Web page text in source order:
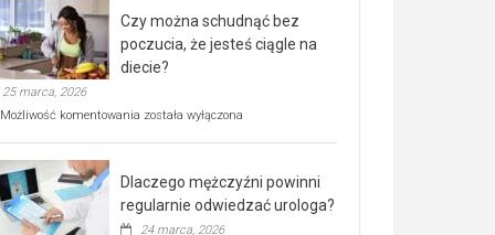
bezpłatna
akcja
profilaktyczna
w
już
kwietnia!
Czy można schudnąć bez
poczucia, że jesteś ciągle na
diecie?
25 marca, 2026
Możliwość komentowania Czy
poczucia,
że
została wyłączona
Dlaczego mężczyźni powinni
regularnie odwiedzać urologa?
24 marca, 2026